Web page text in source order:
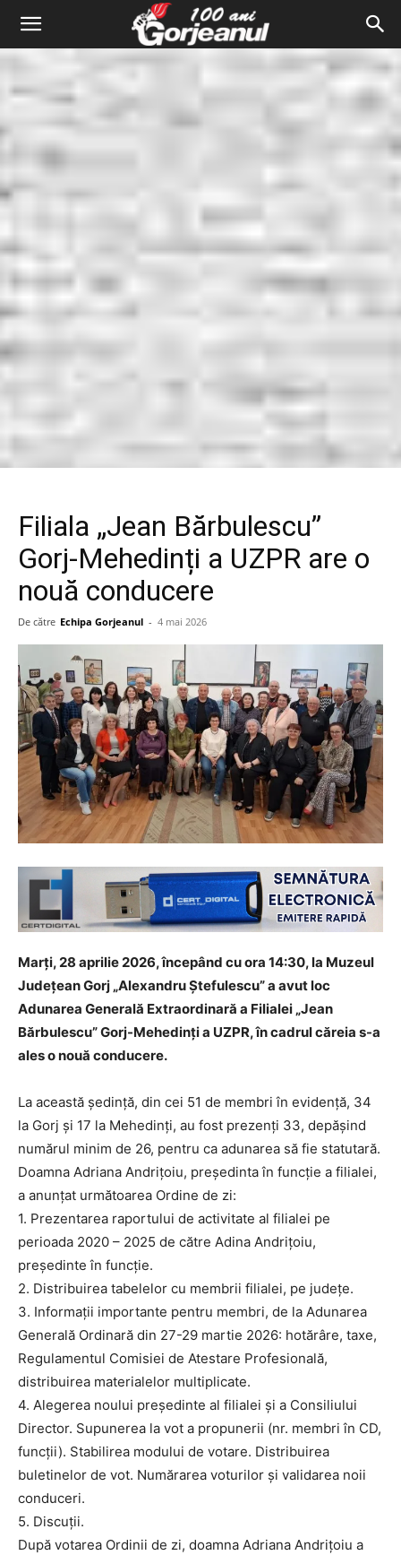
Filiala „Jean Bărbulescu”
Gorj-Mehedinți a UZPR are o
nouă conducere
De către Echipa Gorjeanul - 4 mai 2026
Marți, 28 aprilie 2026, începând cu ora 14:30, la Muzeul
Județean Gorj „Alexandru Ștefulescu” a avut loc
Adunarea Generală Extraordinară a Filialei „Jean
Bărbulescu” Gorj-Mehedinți a UZPR, în cadrul căreia s-a
ales o nouă conducere.
La această ședință, din cei 51 de membri în evidență, 34
la Gorj și 17 la Mehedinți, au fost prezenți 33, depășind
numărul minim de 26, pentru ca adunarea să fie statutară.
Doamna Adriana Andrițoiu, președinta în funcție a filialei,
a anunțat următoarea Ordine de zi:
1. Prezentarea raportului de activitate al filialei pe
perioada 2020 – 2025 de către Adina Andrițoiu,
președinte în funcție.
2. Distribuirea tabelelor cu membrii filialei, pe județe.
3. Informații importante pentru membri, de la Adunarea
Generală Ordinară din 27-29 martie 2026: hotărâre, taxe,
Regulamentul Comisiei de Atestare Profesională,
distribuirea materialelor multiplicate.
4. Alegerea noului președinte al filialei și a Consiliului
Director. Supunerea la vot a propunerii (nr. membri în CD,
funcții). Stabilirea modului de votare. Distribuirea
buletinelor de vot. Numărarea voturilor și validarea noii
conduceri.
5. Discuții.
După votarea Ordinii de zi, doamna Adriana Andrițoiu a